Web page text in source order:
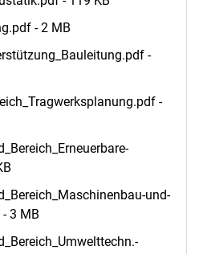
- 2 MB
-
-
und-
3 MB